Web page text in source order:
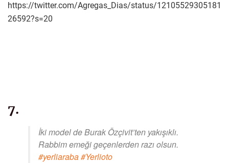
https://twitter.com/Agregas_Dias/status/12105529305181
26592?s=20
7.
İki model de Burak Özçivit’ten yakışıklı.
Rabbim emeği geçenlerden razı olsun.
#yerliaraba#Yerlioto